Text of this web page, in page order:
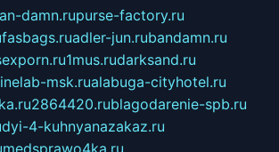
damn.rupurse-factory.ru
fasbags.ruadler-jun.rubandamn.ru
1mus.rudarksand.ru
msk.rualabuga-cityhotel.ru
2864420.rublagodarenie-spb.ru
4-kuhnyanazakaz.ru
medsprawo4ka.ru